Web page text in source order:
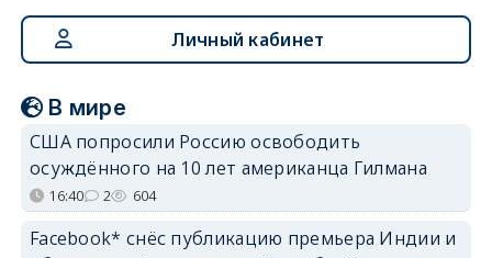
Личный кабинет
В мире
США попросили Россию освободить
осуждённого на 10 лет американца Гилмана
16:40 2 604
Facebook* снёс публикацию премьера Индии и